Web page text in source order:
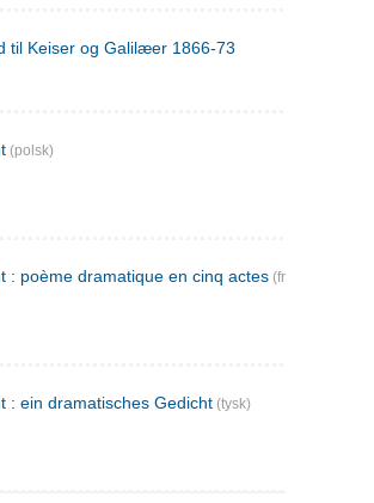
til Keiser og Galilæer 1866-73
(polsk)
: poème dramatique en cinq actes (fransk)
: ein dramatisches Gedicht (tysk)